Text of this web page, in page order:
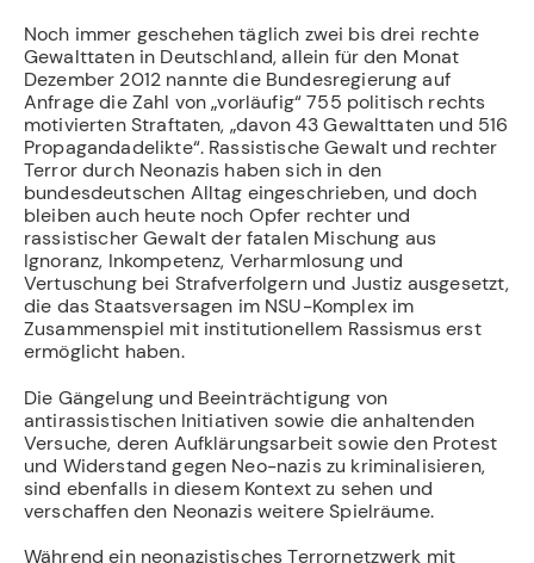
Noch immer geschehen täglich zwei bis drei rechte
Gewalttaten in Deutschland, allein für den Monat
Dezember 2012 nannte die Bundesregierung auf
Anfrage die Zahl von „vorläufig“ 755 politisch rechts
motivierten Straftaten, „davon 43 Gewalttaten und 516
Propagandadelikte“. Rassistische Gewalt und rechter
Terror durch Neonazis haben sich in den
bundesdeutschen Alltag eingeschrieben, und doch
bleiben auch heute noch Opfer rechter und
rassistischer Gewalt der fatalen Mischung aus
Ignoranz, Inkompetenz, Verharmlosung und
Vertuschung bei Strafverfolgern und Justiz ausgesetzt,
die das Staatsversagen im NSU-Komplex im
Zusammenspiel mit institutionellem Rassismus erst
ermöglicht haben.
Die Gängelung und Beeinträchtigung von
antirassistischen Initiativen sowie die anhaltenden
Versuche, deren Aufklärungsarbeit sowie den Protest
und Widerstand gegen Neo-nazis zu kriminalisieren,
sind ebenfalls in diesem Kontext zu sehen und
verschaffen den Neonazis weitere Spielräume.
Während ein neonazistisches Terrornetzwerk mit